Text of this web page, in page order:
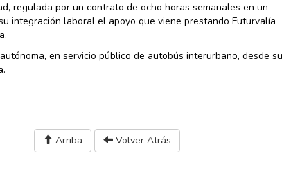
regulada por un contrato de ocho horas semanales en un
integración laboral el apoyo que viene prestando Futurvalía
en servicio público de autobús interurbano, desde su
Arriba Volver Atrás